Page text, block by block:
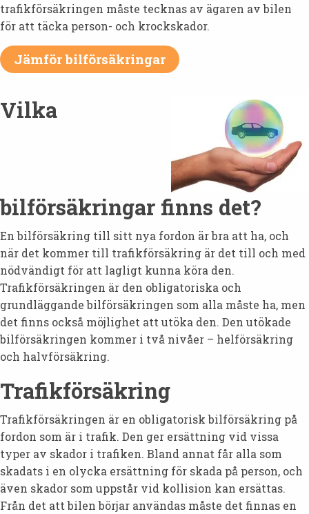
trafikförsäkringen måste tecknas av ägaren av bilen
för att täcka person- och krockskador.
Jämför bilförsäkringar
Vilka
bilförsäkringar finns det?
En bilförsäkring till sitt nya fordon är bra att ha, och
när det kommer till trafikförsäkring är det till och med
nödvändigt för att lagligt kunna köra den.
Trafikförsäkringen är den obligatoriska och
grundläggande bilförsäkringen som alla måste ha, men
det finns också möjlighet att utöka den. Den utökade
bilförsäkringen kommer i två nivåer – helförsäkring
och halvförsäkring.
Trafikförsäkring
Trafikförsäkringen är en obligatorisk bilförsäkring på
fordon som är i trafik. Den ger ersättning vid vissa
typer av skador i trafiken. Bland annat får alla som
skadats i en olycka ersättning för skada på person, och
även skador som uppstår vid kollision kan ersättas.
Från det att bilen börjar användas måste det finnas en